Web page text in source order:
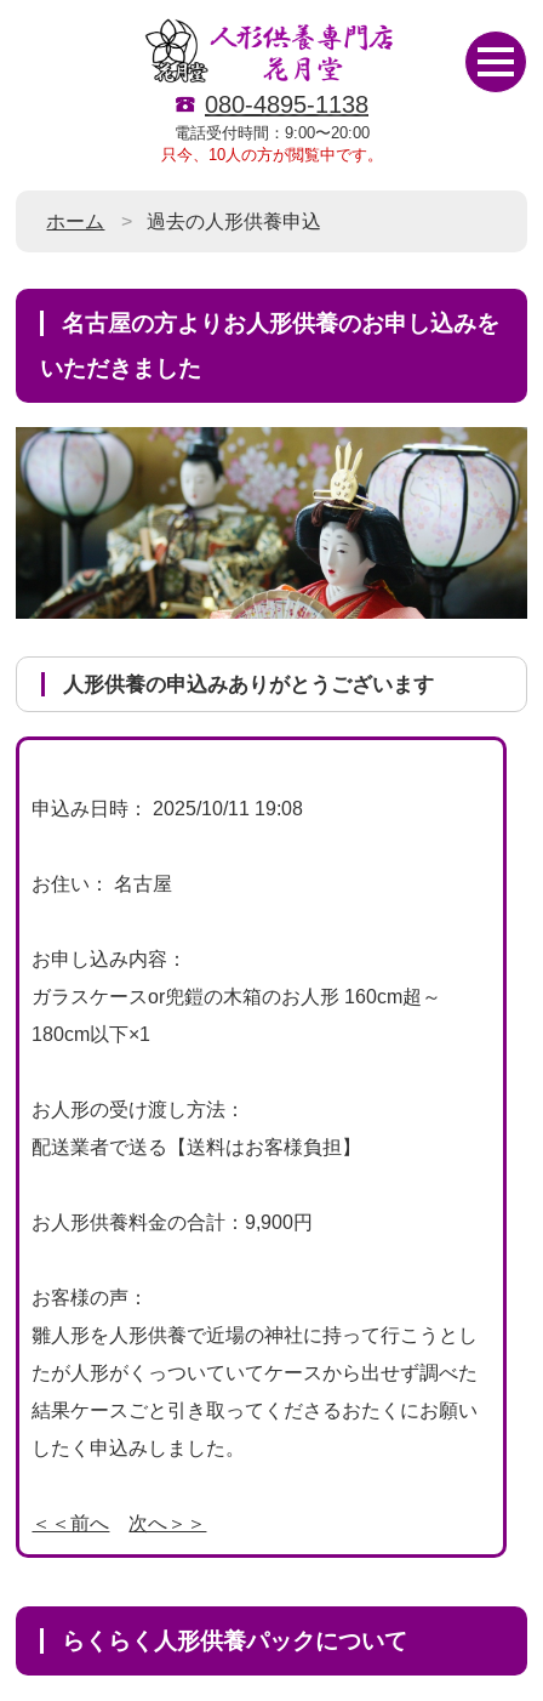
080-4895-1138
電話受付時間：9:00〜20:00
只今、10人の方が閲覧中です。
ホーム 過去の人形供養申込
名古屋の方よりお人形供養のお申し込みを
いただきました
人形供養の申込みありがとうございます
申込み日時： 2025/10/11 19:08
お住い： 名古屋
お申し込み内容：
ガラスケースor兜鎧の木箱のお人形 160cm超～
180cm以下×1
お人形の受け渡し方法：
配送業者で送る【送料はお客様負担】
お人形供養料金の合計：9,900円
お客様の声：
雛人形を人形供養で近場の神社に持って行こうとし
たが人形がくっついていてケースから出せず調べた
結果ケースごと引き取ってくださるおたくにお願い
したく申込みしました。
＜＜前へ 次へ＞＞
らくらく人形供養パックについて